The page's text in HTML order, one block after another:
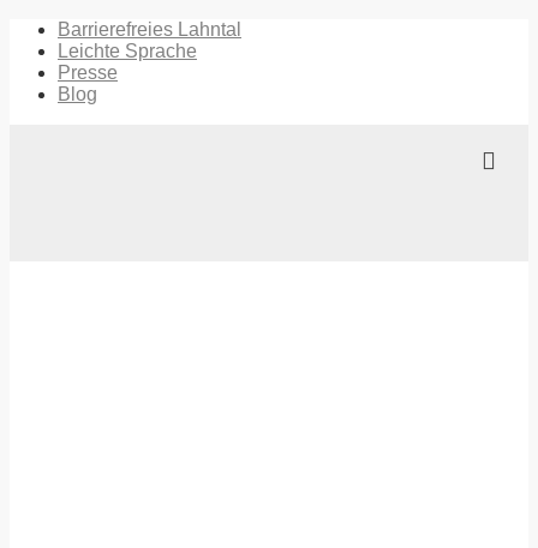
Barrierefreies Lahntal
Leichte Sprache
Presse
Blog